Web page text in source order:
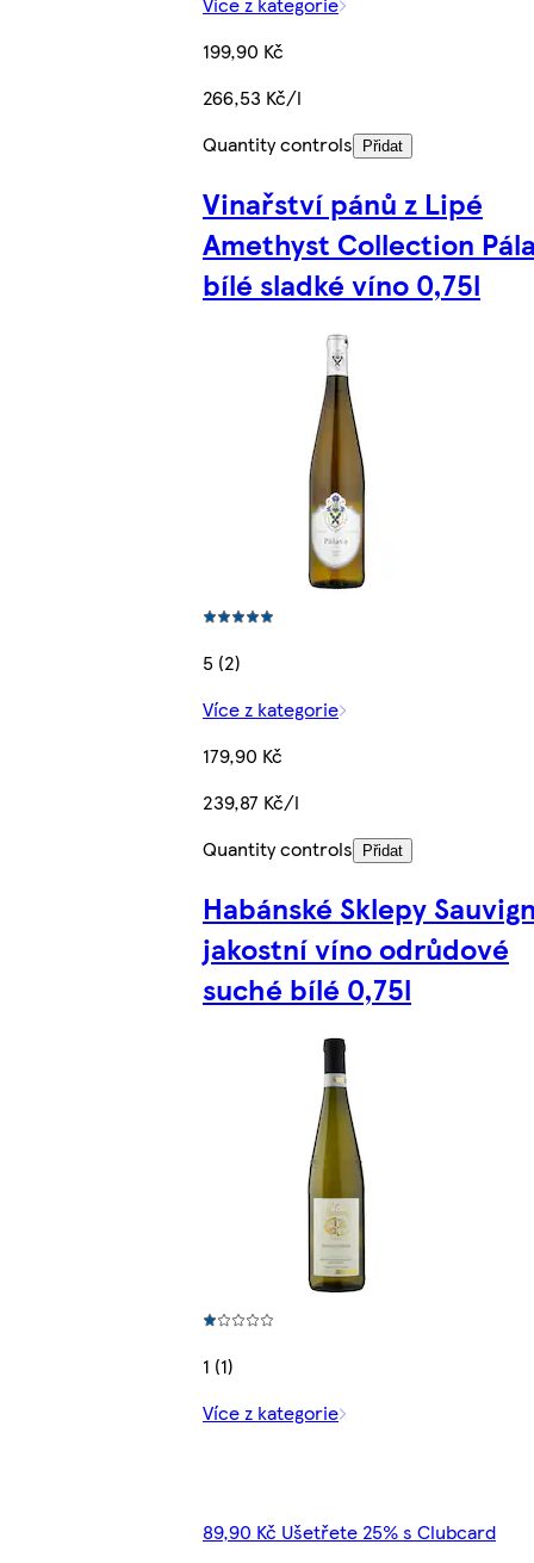
199,90 Kč
266,53 Kč/l
Quantity controls
Přidat
Vinařství pánů z Lipé
Amethyst Collection
bílé sladké víno 0,75l
5 (2)
Více z kategorie
179,90 Kč
239,87 Kč/l
Quantity controls
Přidat
Habánské Sklepy
jakostní víno odrůdové
suché bílé 0,75l
1 (1)
Více z kategorie
89,90 Kč Ušetřete 25% s Clubcard